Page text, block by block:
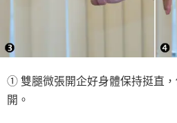
① 雙腿微張開企好身體保持挺直
開。